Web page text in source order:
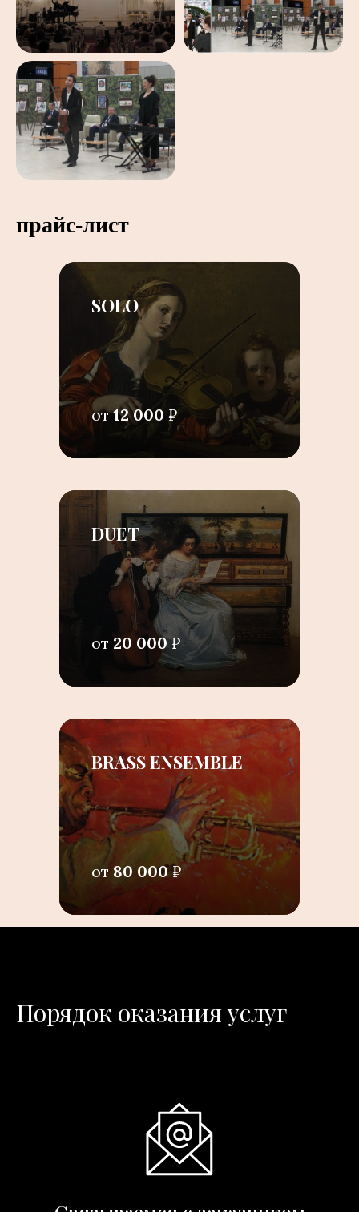
прайс-лист
SOLO
от12 000 ₽
DUET
от 20 000₽
BRASS ENSEMBLE
от 80 000₽
Порядок оказания услуг